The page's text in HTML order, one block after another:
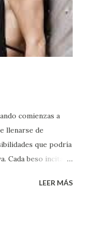
comienzas a
llenarse de
que podría
Cada beso incita
El problema es
LEER MÁS